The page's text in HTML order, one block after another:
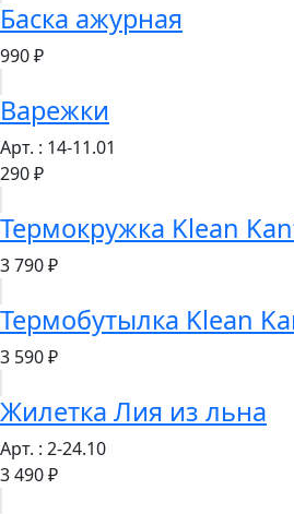
Баска ажурная
990 ₽
Варежки
Арт. : 14-11.01
290 ₽
Термокружка Klean
3 790 ₽
Термобутылка Klean
3 590 ₽
Жилетка Лия из льна
Арт. : 2-24.10
3 490 ₽